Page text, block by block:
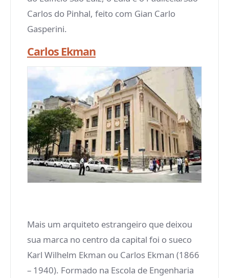
Carlos do Pinhal, feito com Gian Carlo
Gasperini.
Carlos Ekman
Mais um arquiteto estrangeiro que deixou
sua marca no centro da capital foi o sueco
Karl Wilhelm Ekman ou Carlos Ekman (1866
– 1940). Formado na Escola de Engenharia